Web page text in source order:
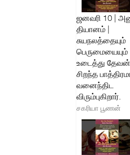
ஜனவரி 10 |
தியானம் |
சுயநலத்தையும்
பெருமையையும்
உடைத்து
சிறந்த
வனைந்திட
விரும்புகிறார்.
சகரியா பூணன்